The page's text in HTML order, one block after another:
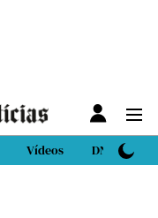
Vídeos DN Sport